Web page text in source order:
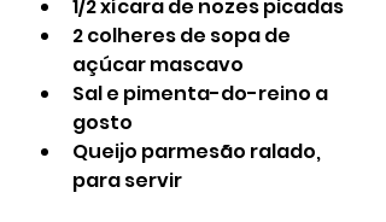
1/2 xícara de nozes picadas
2 colheres de sopa de
açúcar mascavo
Sal e pimenta-do-reino a
gosto
Queijo parmesão ralado,
para servir